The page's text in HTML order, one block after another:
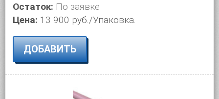
Остаток: По заявке
Цена: 13 900 руб./Упаковка.
ДОБАВИТЬ